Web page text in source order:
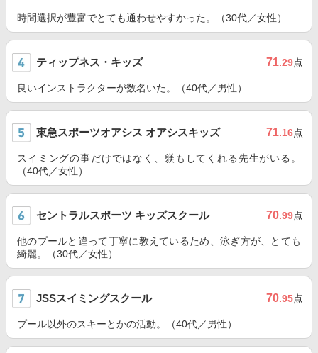
時間選択が豊富でとても通わせやすかった。（30代／女性）
ティップネス・キッズ 71.29点
良いインストラクターが数名いた。（40代／男性）
東急スポーツオアシス オアシスキッズ 71.16点
スイミングの事だけではなく、躾もしてくれる先生がいる。
（40代／女性）
セントラルスポーツ キッズスクール 70.99点
他のプールと違って丁寧に教えているため、泳ぎ方が、とても
綺麗。（30代／女性）
JSSスイミングスクール 70.95点
プール以外のスキーとかの活動。（40代／男性）